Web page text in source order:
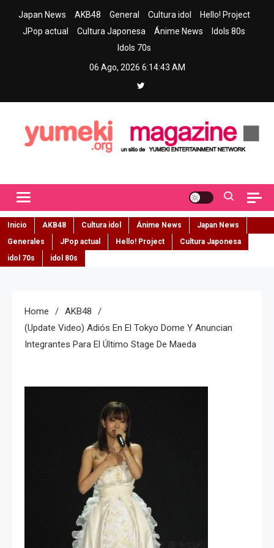
Japan News AKB48 General Cultura idol
Hello! Project
JPop actual
Cultura Japonesa Ánime News
Idols 80s
Idols 70s
06 Ago, 2026 6:14:44 AM
Inicio AKB48 Cultura idol Ánime News
Japan News
Generales
JPop actual Hello! Project
Cultura Japonesa
idol 70s
idol 80s
Home
AKB48
(Update Video) Adiós En El Tokyo Dome Y Anuncian
Integrantes Para El Último Stage De Maeda